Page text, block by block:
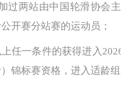
两站由中国轮滑协会主
开赛分站赛的运动员；
一条件的获得进入
）锦标赛资格，进入适龄组